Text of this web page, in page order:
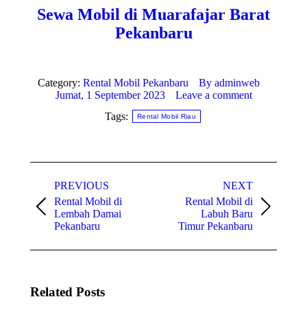
Sewa Mobil di Muarafajar Barat
Pekanbaru
Category: Rental Mobil Pekanbaru By adminweb
Jumat, 1 September 2023
Leave a comment
Tags:
Rental Mobil Riau
navigation
PREVIOUS
Previous
post:
Rental Mobil di
Lembah Damai
Pekanbaru
NEXT
post:
Rental Mobil di
Labuh Baru
Timur Pekanbaru
Related Posts